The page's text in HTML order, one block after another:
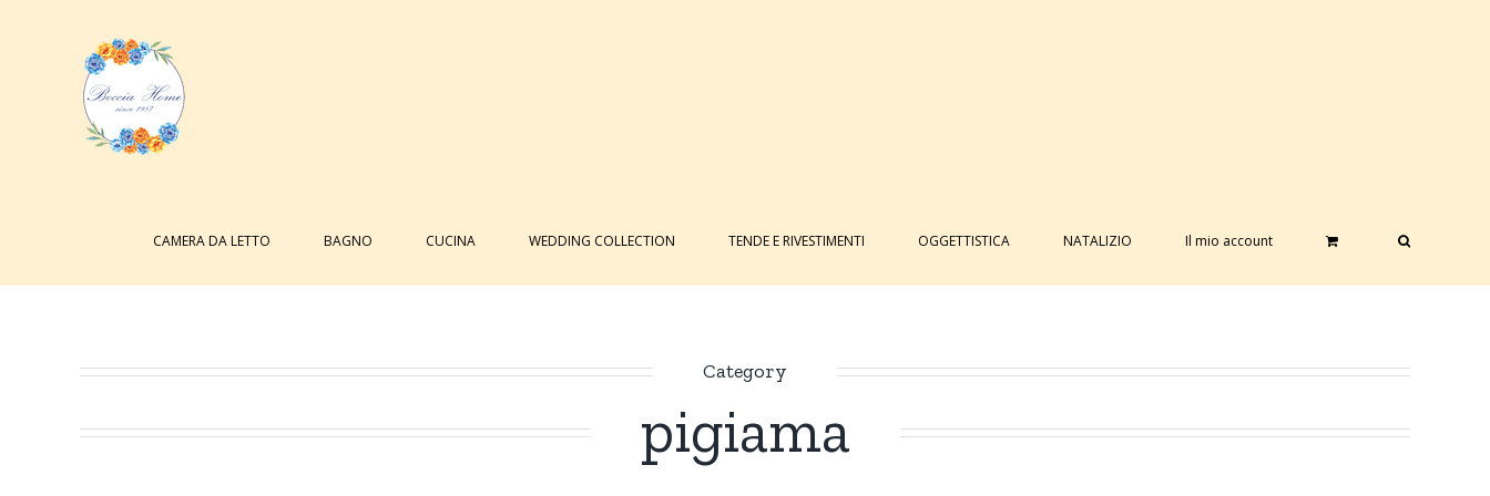
contenuto
CAMERA DA LETTO BAGNO CUCINA WEDDING COLLECTION TENDE E RIVESTIMENTI OGGETTISTICA NATALIZIO Il mio account
Category
pigiama